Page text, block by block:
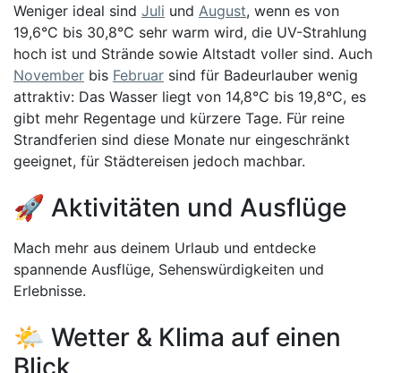
Weniger ideal sind Juli und August, wenn es von
19,6°C bis 30,8°C sehr warm wird, die UV-Strahlung
hoch ist und Strände sowie Altstadt voller sind. Auch
November bis Februar sind für Badeurlauber wenig
attraktiv: Das Wasser liegt von 14,8°C bis 19,8°C, es
gibt mehr Regentage und kürzere Tage. Für reine
Strandferien sind diese Monate nur eingeschränkt
geeignet, für Städtereisen jedoch machbar.
🚀 Aktivitäten und Ausflüge
Mach mehr aus deinem Urlaub und entdecke
spannende Ausflüge, Sehenswürdigkeiten und
Erlebnisse.
🌤️ Wetter & Klima auf einen
Blick